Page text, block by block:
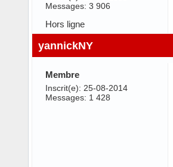
Messages: 3 906
Hors ligne
yannickNY
Membre
Inscrit(e): 25-08-2014
Messages: 1 428